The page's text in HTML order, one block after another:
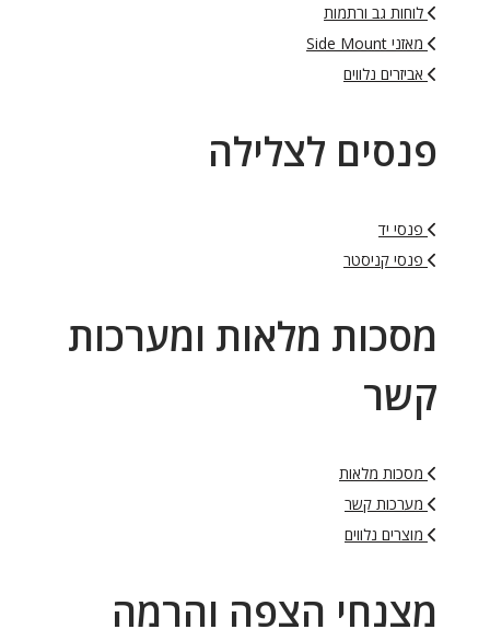
לוחות גב ורתמות
מאזני Side Mount
אביזרים נלווים
פנסים לצלילה
פנסי יד
פנסי קניסטר
מסכות מלאות ומערכות
קשר
מסכות מלאות
מערכות קשר
מוצרים נלווים
מצנחי הצפה והרמה